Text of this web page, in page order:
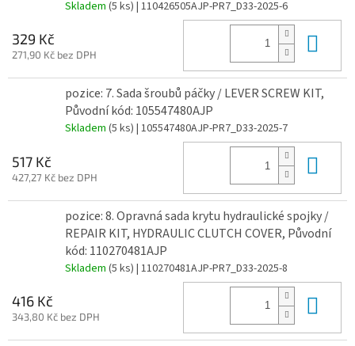
Skladem (5 ks) | 110426505AJP-PR7_D33-2025-6
329 Kč
271,90 Kč bez DPH
pozice: 7. Sada šroubů páčky / LEVER SCREW KIT,
Původní kód: 105547480AJP
Skladem (5 ks) | 105547480AJP-PR7_D33-2025-7
517 Kč
427,27 Kč bez DPH
pozice: 8. Opravná sada krytu hydraulické spojky /
REPAIR KIT, HYDRAULIC CLUTCH COVER, Původní
kód: 110270481AJP
Skladem (5 ks) | 110270481AJP-PR7_D33-2025-8
416 Kč
343,80 Kč bez DPH